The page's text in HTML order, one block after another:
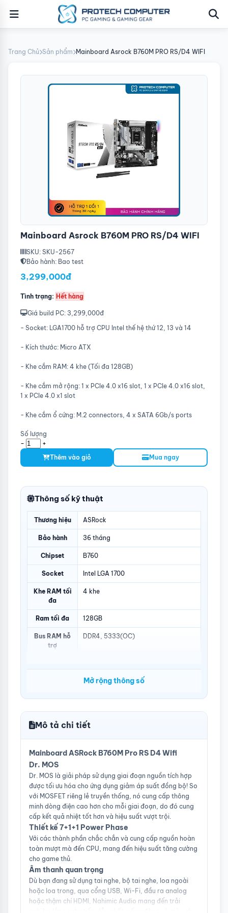
Trang Chủ Sản phẩm Mainboard Asrock B760M PRO RS/D4 WIFI
Mainboard Asrock B760M PRO RS/D4 WIFI
SKU: SKU-2567
Bảo hành: Bao test
3,299,000đ
Tình trạng: Hết hàng
Giá build PC: 3,299,000đ
- Socket: LGA1700 hỗ trợ CPU Intel thế hệ thứ 12, 13 và 14
- Kích thước: Micro ATX
- Khe cắm RAM: 4 khe (Tối đa 128GB)
- Khe cắm mở rộng: 1 x PCIe 4.0 x16 slot, 1 x PCIe 4.0 x16 slot,
1 x PCIe 4.0 x1 slot
- Khe cắm ổ cứng: M.2 connectors, 4 x SATA 6Gb/s ports
Số lượng
- +
Thêm vào giỏ Mua ngay
Thông số kỹ thuật
Thương hiệu ASRock
Bảo hành 36 tháng
Chipset B760
Socket Intel LGA 1700
Khe RAM tối
đa
4 khe
Ram tối đa 128GB
Bus RAM hỗ
trợ
DDR4, 5333(OC)
support
thanh
Audio Codec)
Card đồ họa
Intel® Xe Graphics Architecture (Gen
1 x HDMI 2.1 TMDS Compatible,
supports HDCP 2.3 and max.
resolution up to 4K 60Hz
1 x DisplayPort 1.4 with DSC
(compressed), supports HDCP 2.3
and max. resolution up to 8K 60Hz /
5K 120Hz
Input/Output
phía sau
2 x Antenna Mounting Points
1 x PS/2 Mouse/Keyboard Port
1 x DisplayPort 1.4
1 x USB 3.2 Gen1 Type-C Port
3 x USB 3.2 Gen1 Type-A Ports
2 x USB 2.0 Ports
Mở rộng thông số
Mô tả chi tiết
Mainboard ASRock B760M Pro RS D4 Wifi
Dr. MOS
Dr. MOS là giải pháp sử dụng giai đoạn nguồn tích hợp
được tối ưu hóa cho ứng dụng giảm áp suất đồng bộ! So
với MOSFET riêng lẻ truyền thống, nó cung cấp thông
minh dòng điện cao hơn cho mỗi giai đoạn, do đó cung
cấp kết quả nhiệt tốt hơn và hiệu suất vượt trội.
Thiết kế 7+1+1 Power Phase
Với các thành phần chắc chắn và cung cấp nguồn hoàn
toàn mượt mà đến CPU, mang đến hiệu suất tăng cường
cho game thủ.
Âm thanh quan trọng
Dù bạn đang sử dụng tai nghe, bộ tai nghe, loa ngoài
hoặc loa trong, qua cổng USB, Wi-Fi, đầu ra analog
hoặc thậm chí HDMI, Nahimic Audio mang đến trải